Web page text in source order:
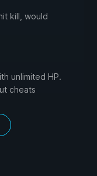
kill, would
unlimited HP.
cheats